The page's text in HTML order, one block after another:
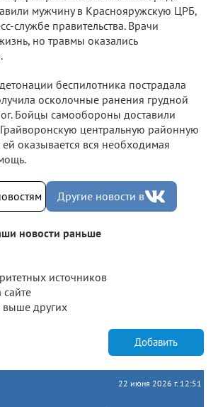
мужчину в Краснояружскую ЦРБ,
службе правительства. Врачи
но травмы оказались
беспилотника пострадала
осколочные ранения грудной
Бойцы самообороны доставили
центральную районную
ей оказывается вся необходимая
Другие новости в
новости раньше
источников
выше других
Добавить
22 июня 2026 г. 12:51